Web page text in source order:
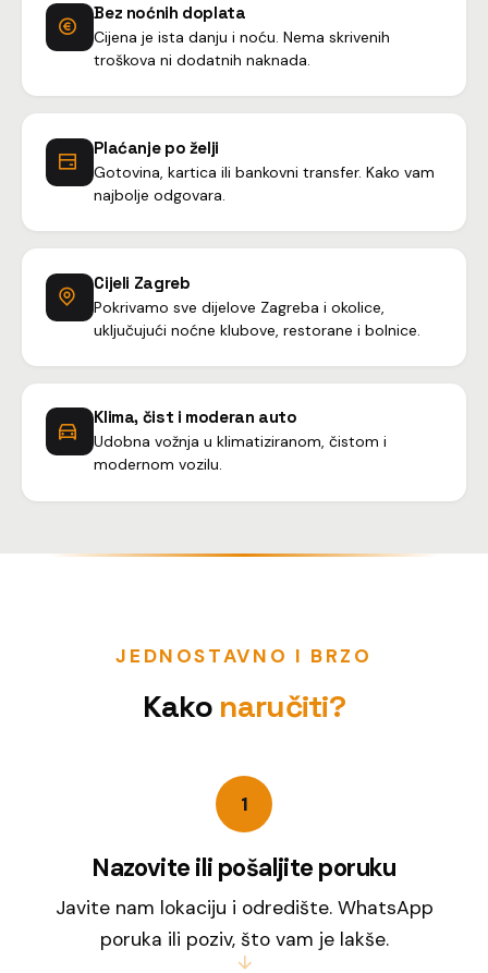
Bez noćnih doplata
Cijena je ista danju i noću. Nema skrivenih
troškova ni dodatnih naknada.
Plaćanje po želji
Gotovina, kartica ili bankovni transfer. Kako vam
najbolje odgovara.
Cijeli Zagreb
Pokrivamo sve dijelove Zagreba i okolice,
uključujući noćne klubove, restorane i bolnice.
Klima, čist i moderan auto
Udobna vožnja u klimatiziranom, čistom i
modernom vozilu.
JEDNOSTAVNO I BRZO
Kako naručiti?
1
Nazovite ili pošaljite poruku
Javite nam lokaciju i odredište. WhatsApp
poruka ili poziv, što vam je lakše.